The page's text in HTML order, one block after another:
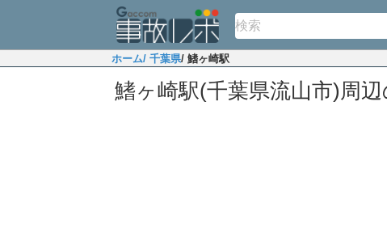
ホーム/ 千葉県/ 鰭ヶ崎駅
鰭ヶ崎駅(千葉県流山市)周